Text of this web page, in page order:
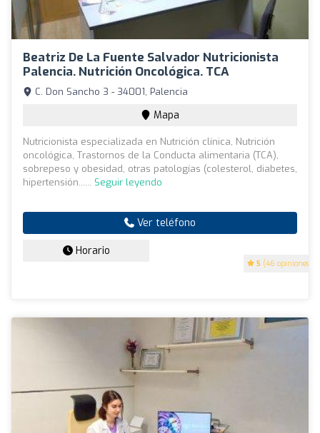
Beatriz De La Fuente Salvador Nutricionista
Palencia. Nutrición Oncológica. TCA
5 (46 opiniones)
C. Don Sancho 3 - 34001, Palencia
Mapa
Nutricionista especializada en Nutrición clínica, Nutrición
oncológica, Trastornos de la Conducta alimentaria (TCA),
sobrepeso y obesidad, otras patologías (colesterol, diabetes,
hipertensión...... Seguir leyendo
Ver teléfono
Horario